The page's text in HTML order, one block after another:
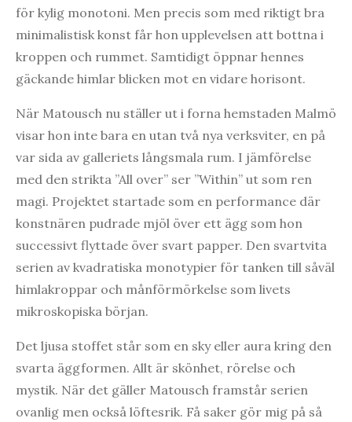
för kylig monotoni. Men precis som med riktigt bra
minimalistisk konst får hon upplevelsen att bottna i
kroppen och rummet. Samtidigt öppnar hennes
gäckande himlar blicken mot en vidare horisont.
När Matousch nu ställer ut i forna hemstaden Malmö
visar hon inte bara en utan två nya verksviter, en på
var sida av galleriets långsmala rum. I jämförelse
med den strikta ”All over” ser ”Within” ut som ren
magi. Projektet startade som en performance där
konstnären pudrade mjöl över ett ägg som hon
successivt flyttade över svart papper. Den svartvita
serien av kvadratiska monotypier för tanken till såväl
himlakroppar och månförmörkelse som livets
mikroskopiska början.
Det ljusa stoffet står som en sky eller aura kring den
svarta äggformen. Allt är skönhet, rörelse och
mystik. När det gäller Matousch framstår serien
ovanlig men också löftesrik. Få saker gör mig på så